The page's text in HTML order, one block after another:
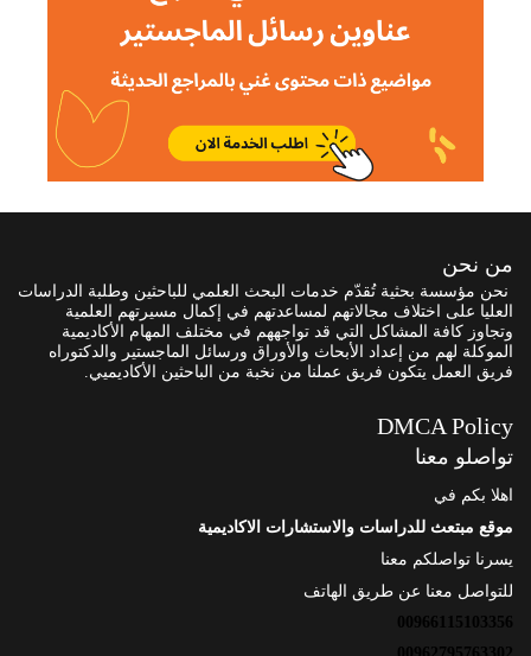
من نحن
نحن مؤسسة بحثية تُقدّم خدمات البحث العلمي للباحثين وطلبة الدراسات
العليا على اختلاف مجالاتهم لمساعدتهم في إكمال مسيرتهم العلمية
وتجاوز كافة المشاكل التي قد تواجههم في مختلف المهام الأكاديمية
الموكلة لهم من إعداد الأبحاث والأوراق ورسائل الماجستير والدكتوراه
فريق العمل يتكون فريق عملنا من نخبة من الباحثين الأكاديميي.
DMCA Policy
تواصلو معنا
اهلا بكم في
موقع مبتعث للدراسات والاستشارات الاكاديمية
يسرنا تواصلكم معنا
للتواصل معنا عن طريق الهاتف
00966115103356